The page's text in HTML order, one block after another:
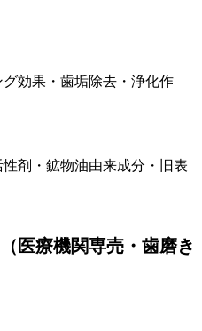
効果・歯垢除去・浄化作
剤・鉱物油由来成分・旧表
（医療機関専売・歯磨き